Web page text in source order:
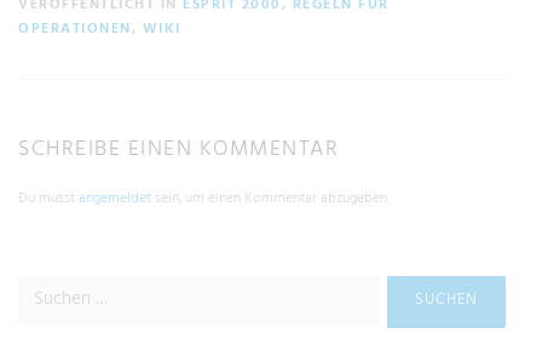
VERÖFFENTLICHT IN ESPRIT 2000, REGELN FÜR
OPERATIONEN, WIKI
SCHREIBE EINEN KOMMENTAR
Du musstangemeldetsein, um einen Kommentar abzugeben.